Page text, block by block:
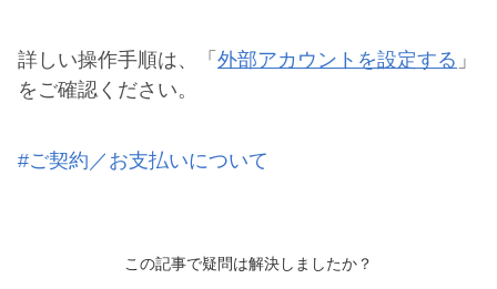
詳しい操作手順は、「 外部アカウントを設定する 」
をご確認ください。
#ご契約／お支払いについて
この記事で疑問は解決しましたか？